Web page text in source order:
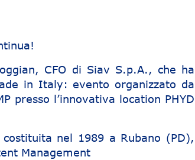
CFO di Siav S.p.A., che ha
in Italy: evento organizzato da
presso l’innovativa location PHYD
nel 1989 a Rubano (PD),
Management